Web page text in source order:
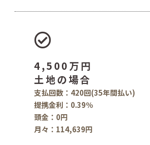
4,500万円
土地の場合
支払回数：420回(35年間払い)
提携金利：0.39％
頭金：0円
月々：114,639円